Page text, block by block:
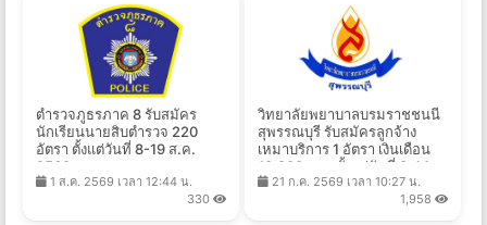
ตำรวจภูธรภาค 8 รับสมัคร
นักเรียนนายสิบตำรวจ 220
อัตรา ตั้งแต่วันที่ 8-19 ส.ค.
2569
1 ส.ค. 2569 เวลา 12:44 น.
330
วิทยาลัยพยาบาลบรมราชชนนี
สุพรรณบุรี รับสมัครลูกจ้าง
เหมาบริการ 1 อัตรา เงินเดือน
13,300 บาท ตั้งแต่วันที่ 3-14
ส.ค. 2569
21 ก.ค. 2569 เวลา 10:27 น.
1,958